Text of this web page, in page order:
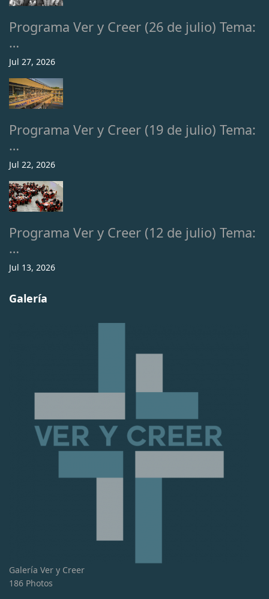
Programa Ver y Creer (26 de julio) Tema:
…
Jul 27, 2026
Programa Ver y Creer (19 de julio) Tema:
…
Jul 22, 2026
Programa Ver y Creer (12 de julio) Tema:
…
Jul 13, 2026
Galería
Galería Ver y Creer
186 Photos